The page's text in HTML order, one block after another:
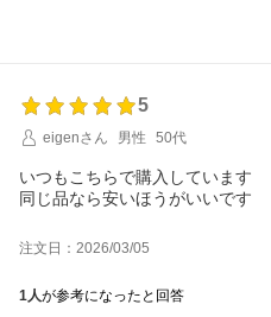
5
eigenさん
男性 50代
いつもこちらで購入しています
同じ品なら安いほうがいいです
注文日：2026/03/05
1人が参考になったと回答